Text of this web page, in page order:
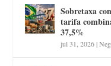
Sobretaxa
tarifa
37,5%
jul 31, 2026|